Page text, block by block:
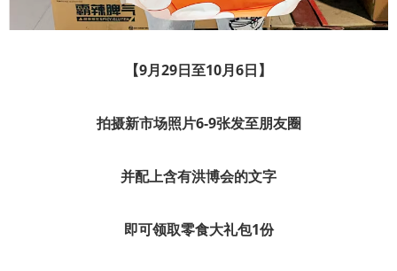
【9月29日至10月6日】
拍摄新市场照片6-9张发至朋友圈
并配上含有洪博会的文字
即可领取零食大礼包1份